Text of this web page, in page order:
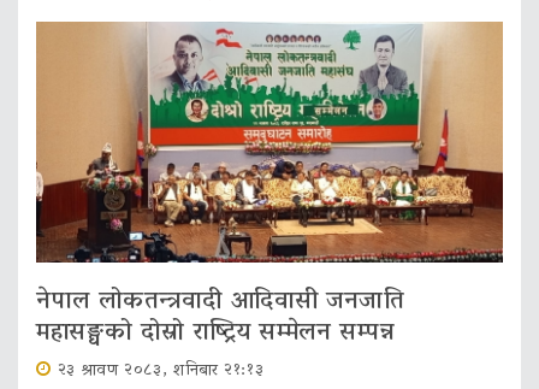
नेपाल लोकतन्त्रवादी आदिवासी जनजाति
महासङ्घको दोस्रो राष्ट्रिय सम्मेलन सम्पन्न
२३ श्रावण २०८३, शनिबार २१:१३